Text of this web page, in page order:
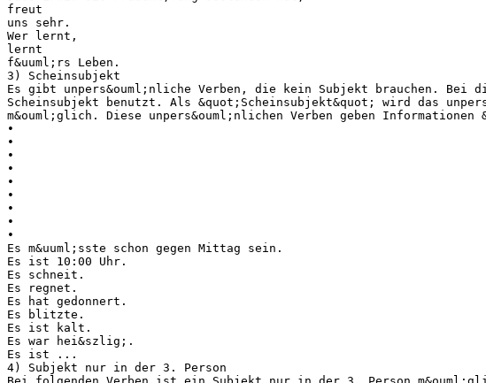
freut
uns sehr.
Wer lernt,
lernt
f&uuml;rs Leben.
3) Scheinsubjekt
Es gibt unpers&ouml;nliche Verben, die kein Subjekt brauchen. Bei
Scheinsubjekt benutzt. Als &quot;Scheinsubjekt&quot; wird das
m&ouml;glich. Diese unpers&ouml;nlichen Verben geben
•
•
•
•
•
•
•
•
•
Es m&uuml;sste schon gegen Mittag sein.
Es ist 10:00 Uhr.
Es schneit.
Es regnet.
Es hat gedonnert.
Es blitzte.
Es ist kalt.
Es war hei&szlig;.
Es ist ...
4) Subjekt nur in der 3. Person